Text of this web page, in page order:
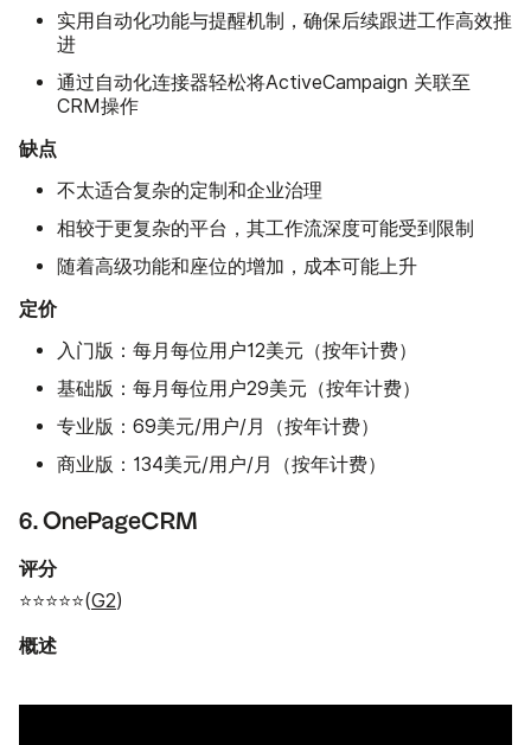
实用自动化功能与提醒机制，确保后续跟进工作高效推
进
通过自动化连接器轻松将ActiveCampaign 关联至
CRM操作
缺点
不太适合复杂的定制和企业治理
相较于更复杂的平台，其工作流深度可能受到限制
随着高级功能和座位的增加，成本可能上升
定价
入门版：每月每位用户12美元（按年计费）
基础版：每月每位用户29美元（按年计费）
专业版：69美元/用户/月（按年计费）
商业版：134美元/用户/月（按年计费）
6. OnePageCRM
评分
⭐⭐⭐⭐⭐(G2)
概述